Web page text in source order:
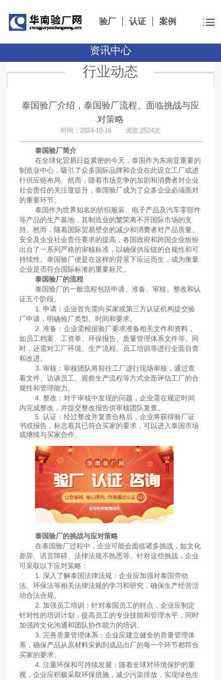
验厂 认证 案例
资讯中心
行业动态
泰国验厂介绍，泰国验厂流程、面临挑战与应
对策略
时间：2024-10-16 浏览:2524次
泰国验厂简介
在全球化贸易日益紧密的今天，泰国作为东南亚重要的
制造业中心，吸引了众多国际品牌和企业在此设立工厂或进
行供应链布局。然而，随着市场竞争的加剧和消费者对企业
社会责任的关注度提升，泰国验厂成为了众多企业必须面对
的重要环节。
泰国作为世界知名的纺织服装、电子产品及汽车零部件
等产品的生产基地，其制造业的繁荣离不开国际市场的支
持。然而，随着国际贸易壁垒的减少和消费者对产品质量、
安全及企业社会责任要求的提高，各国政府和跨国企业纷纷
出台了一系列严格的审核标准，以确保供应链的合规性和可
持续性。泰国验厂便是在这样的背景下应运而生，成为衡量
企业是否符合国际标准的重要标尺。
泰国验厂的流程
泰国验厂的一般流程包括申请、准备、审核、整改和认
证五个阶段。
1. 申请：企业首先需向买家或第三方认证机构提交验
厂申请，明确验厂类型、时间和要求。
2. 准备：企业需根据验厂要求准备相关文件和资料，
如员工档案、工资单、环保报告、质量管理体系文件等。同
时，还需对工厂环境、生产流程、员工培训等进行全面自查
和改进。
3. 审核：审核团队将前往工厂进行现场审核，通过查
看文件、访谈员工、观察生产流程等方式全面评估工厂的合
规性和管理能力。
4. 整改：对于审核中发现的问题，企业需在规定时间
内完成整改，并提交整改报告供审核团队复查。
5. 认证：经过整改并复查合格后，企业将获得验厂证
书或报告，标志着其已符合买家的要求，可以进入泰国市场
或继续与买家合作。
泰国验厂的挑战与应对策略
在泰国验厂过程中，企业可能会面临诸多挑战，如文化
差异、语言障碍、法律法规不熟悉等。针对这些挑战，企业
可采取以下应对策略：
1. 深入了解泰国法律法规：企业应加强对泰国劳动
法、环保法等相关法律法规的学习和研究，确保生产经营活
动合法合规。
2. 加强员工培训：针对泰国员工的特点，企业应制定
针对性的培训计划，提高员工的专业技能和管理水平，同时
加强跨文化沟通和团队协作能力的培训。
3. 完善质量管理体系：企业应建立健全的质量管理体
系，确保产品从原材料采购到成品出厂的每一个环节都符合
买家的要求。
4. 注重环保和可持续发展：随着全球对环境保护的重
视，企业应积极采取环保措施，减少污染排放，实现绿色生